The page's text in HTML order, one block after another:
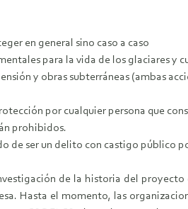
en general sino caso a caso
para la vida de los glaciares y
y obras subterráneas (ambas
por cualquier persona que
prohibidos.
de ser un delito con castigo público
de la historia del
Hasta el momento, las